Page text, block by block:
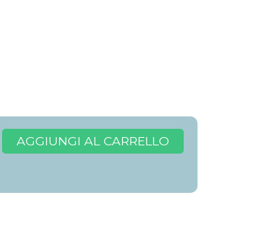
AGGIUNGI AL CARRELLO